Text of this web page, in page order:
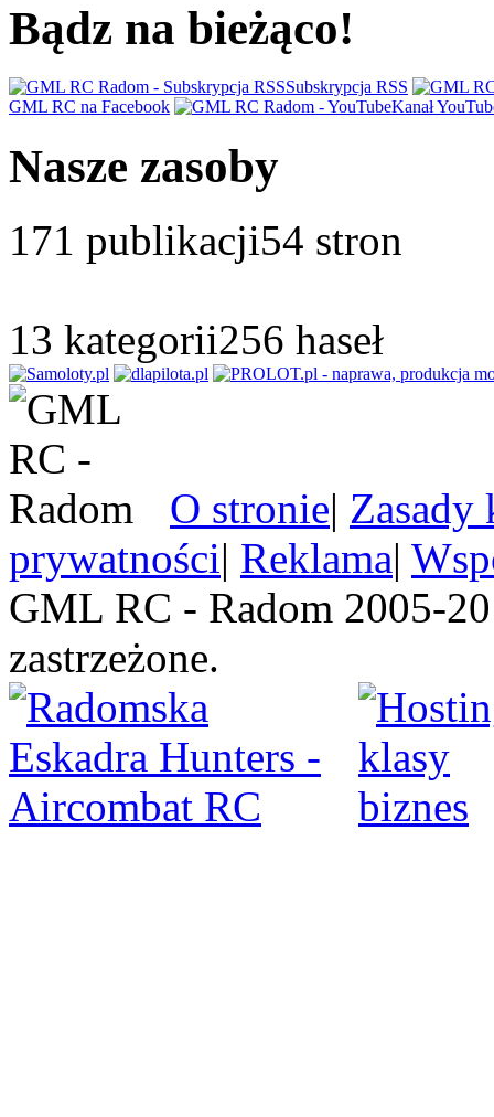
Bądz na bieżąco!
Subskrypcja RSS
GML RC na Facebook
Kanał
Nasze zasoby
171 publikacji54 stron
13 kategorii256 haseł
O stronie| Zasady
prywatności| Reklama|
GML RC - Radom 2005-
zastrzeżone.